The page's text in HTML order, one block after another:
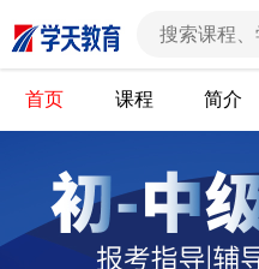
首页 课程 简介